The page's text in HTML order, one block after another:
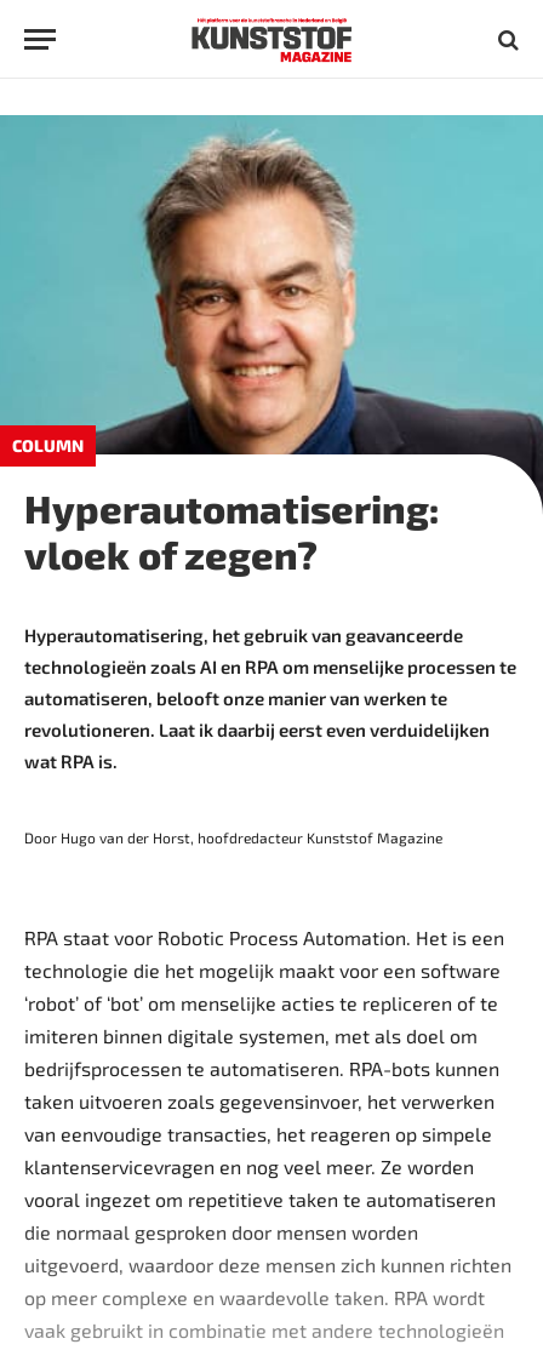
COLUMN
Hyperautomatisering:
vloek of zegen?
Hyperautomatisering, het gebruik van geavanceerde
technologieën zoals AI en RPA om menselijke processen te
automatiseren, belooft onze manier van werken te
revolutioneren. Laat ik daarbij eerst even verduidelijken
wat RPA is.
Door Hugo van der Horst, hoofdredacteur Kunststof Magazine
RPA staat voor Robotic Process Automation. Het is een
technologie die het mogelijk maakt voor een software
‘robot’ of ‘bot’ om menselijke acties te repliceren of te
imiteren binnen digitale systemen, met als doel om
bedrijfsprocessen te automatiseren. RPA-bots kunnen
taken uitvoeren zoals gegevensinvoer, het verwerken
van eenvoudige transacties, het reageren op simpele
klantenservicevragen en nog veel meer. Ze worden
vooral ingezet om repetitieve taken te automatiseren
die normaal gesproken door mensen worden
uitgevoerd, waardoor deze mensen zich kunnen richten
op meer complexe en waardevolle taken. RPA wordt
vaak gebruikt in combinatie met andere technologieën